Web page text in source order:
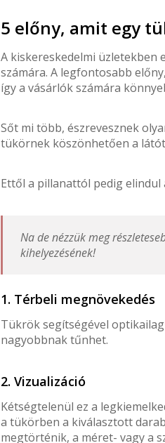
5 előny, amit egy
A kiskereskedelmi üzletekben
számára. A legfontosabb
így a vásárlók számára
Sőt mi több, észrevesznek
tükörnek köszönhetően a
Ettől a pillanattól pedig elindul
Na de nézzük meg
kihelyezésének!
1. Térbeli megnövekedés
Tükrök segítségével
nagyobbnak tűnhet.
2. Vizualizáció
Kétségtelenül ez a
a tükörben a kiválasztott
megtörténik, a méret- vagy a